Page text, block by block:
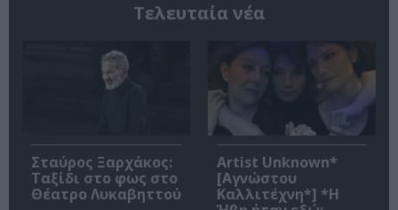
Τελευταία νέα
Σταύρος Ξαρχάκος:
Ταξίδι στο φως στο
Θέατρο Λυκαβηττού
Artist Unknown*
[Αγνώστου
Καλλιτέχνη*] *Η